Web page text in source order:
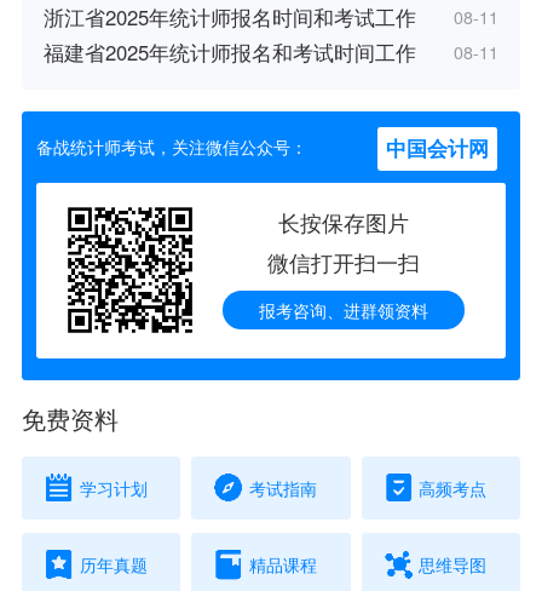
浙江省2025年统计师报名时间和考试工作 08-11
福建省2025年统计师报名和考试时间工作 08-11
备战统计师考试，关注微信公众号： 中国会计网
长按保存图片
微信打开扫一扫
报考咨询、进群领资料
免费资料
学习计划 考试指南 高频考点
历年真题 精品课程 思维导图